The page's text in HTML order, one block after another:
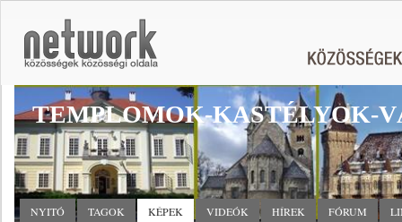
TEMPLOMOK-KASTÉLYOK-
NYITÓ TAGOK KÉPEK VIDEÓK HÍREK FÓRUM